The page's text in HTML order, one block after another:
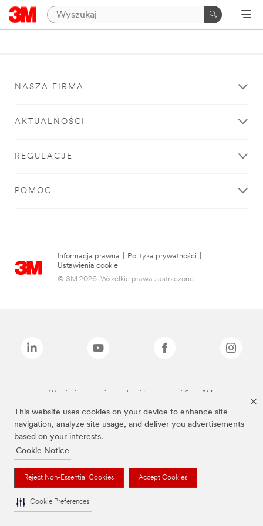
This website uses cookies on your device to enhance site
navigation, analyze site usage, and deliver you advertisements
based on your interests.
Cookie Notice
Reject Non-Essential Cookies Accept Cookies
Cookie Preferences
NASZA FIRMA
AKTUALNOŚCI
REGULACJE
POMOC
Informacja prawna Polityka prywatności
Ustawienia cookie
© 3M 2026. Wszelkie prawa zastrzeżone.
Wymienione marki są znakami towarowymi firmy 3M.